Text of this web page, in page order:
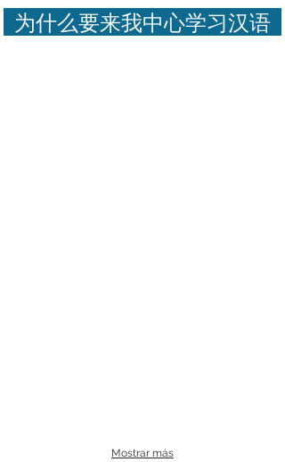
为什么要来我中心学习汉语
Mostrar más